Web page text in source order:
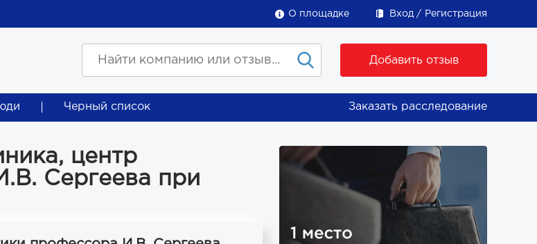
О площадке Вход Регистрация
Добавить отзыв
Черный список Заказать расследование
центр
Сергеева при